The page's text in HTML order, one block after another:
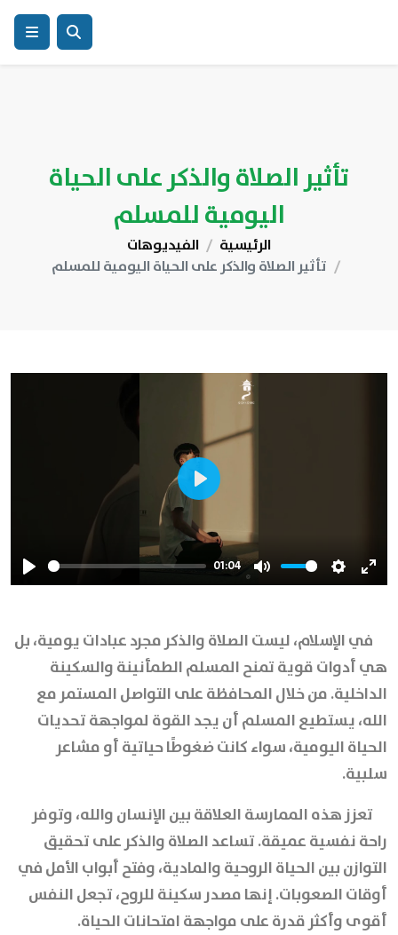
تأثير الصلاة والذكر على الحياة
اليومية للمسلم
الرئيسية
الفيديوهات
تأثير الصلاة والذكر على الحياة اليومية للمسلم
Play
01:04
Mute Settings
Play
في الإسلام، ليست الصلاة والذكر مجرد عبادات يومية، بل
هي أدوات قوية تمنح المسلم الطمأنينة والسكينة
الداخلية. من خلال المحافظة على التواصل المستمر مع
الله، يستطيع المسلم أن يجد القوة لمواجهة تحديات
الحياة اليومية، سواء كانت ضغوطًا حياتية أو مشاعر
سلبية.
تعزز هذه الممارسة العلاقة بين الإنسان والله، وتوفر
راحة نفسية عميقة. تساعد الصلاة والذكر على تحقيق
التوازن بين الحياة الروحية والمادية، وفتح أبواب الأمل في
أوقات الصعوبات. إنها مصدر سكينة للروح، تجعل النفس
أقوى وأكثر قدرة على مواجهة امتحانات الحياة.